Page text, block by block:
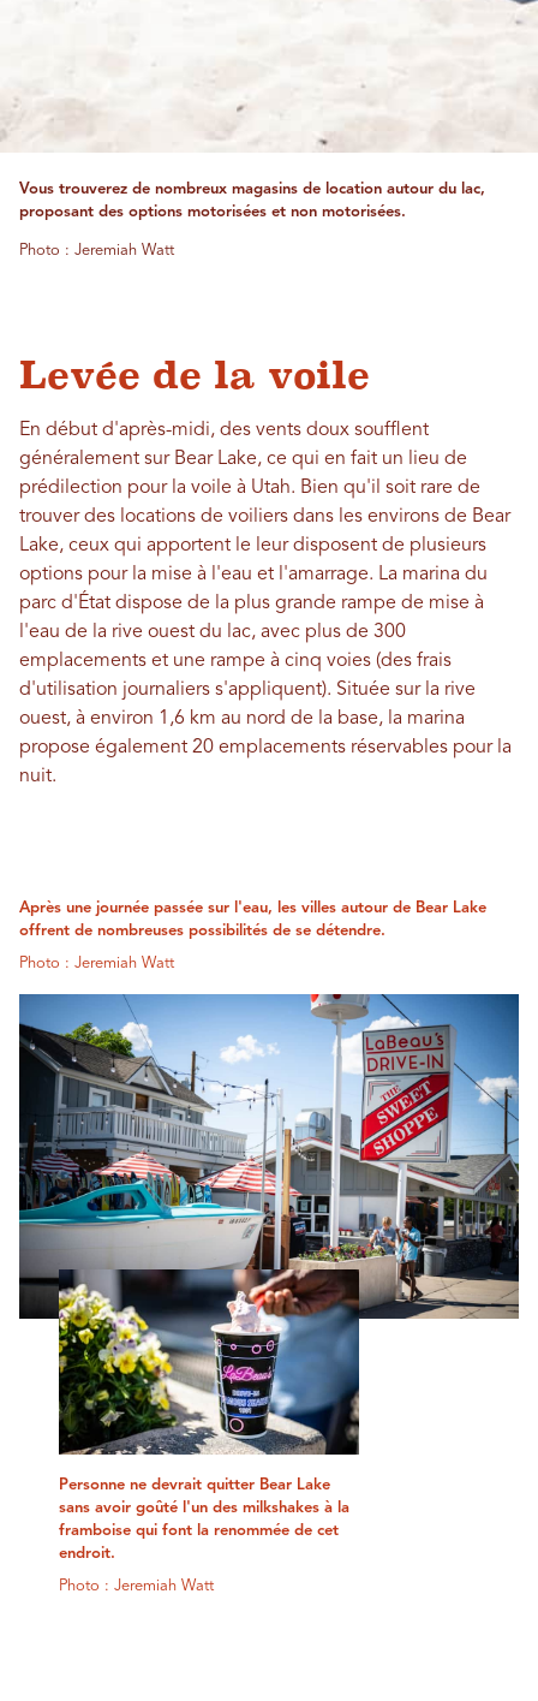
Vous trouverez de nombreux magasins de location autour du lac,
proposant des options motorisées et non motorisées.
Photo : Jeremiah Watt
Levée de la voile
En début d'après-midi, des vents doux soufflent
généralement sur Bear Lake, ce qui en fait un lieu de
prédilection pour la voile à Utah. Bien qu'il soit rare de
trouver des locations de voiliers dans les environs de Bear
Lake, ceux qui apportent le leur disposent de plusieurs
options pour la mise à l'eau et l'amarrage. La marina du
parc d'État dispose de la plus grande rampe de mise à
l'eau de la rive ouest du lac, avec plus de 300
emplacements et une rampe à cinq voies (des frais
d'utilisation journaliers s'appliquent). Située sur la rive
ouest, à environ 1,6 km au nord de la base, la marina
propose également 20 emplacements réservables pour la
nuit.
Personne ne devrait quitter Bear Lake
sans avoir goûté l'un des milkshakes à la
framboise qui font la renommée de cet
endroit.
Photo : Jeremiah Watt
Après une journée passée sur l'eau, les villes autour de Bear Lake
offrent de nombreuses possibilités de se détendre.
Photo : Jeremiah Watt